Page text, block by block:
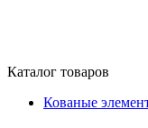
Каталог товаров
Кованые